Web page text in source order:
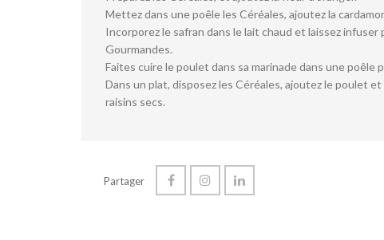
Mettez dans une poêle les Céréales, ajoutez la
Incorporez le safran dans le lait chaud et laissez
Gourmandes.
Faites cuire le poulet dans sa marinade dans une poêle
Dans un plat, disposez les Céréales, ajoutez le poulet
raisins secs.
Partager